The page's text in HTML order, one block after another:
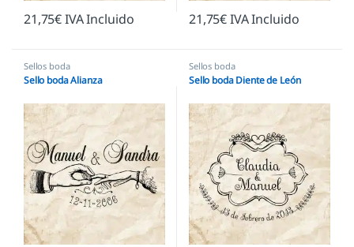
21,75€IVA Incluido 21,75€IVA Incluido
Sellos boda
Sello boda Alianza
Sellos boda
Sello boda Diente de León